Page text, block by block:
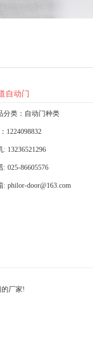
自动门
分类：自动门种类
1224098832
: 13236521296
: 025-86605576
: philor-door@163.com
厂家!